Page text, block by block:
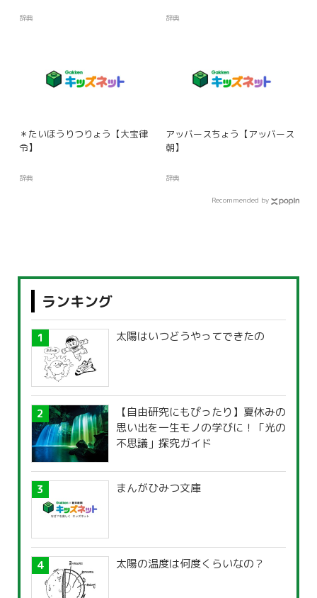
辞典 辞典
＊たいほうりつりょう【大宝律
令】
辞典
アッバースちょう【アッバース
朝】
辞典
Recommended by
ランキング
太陽はいつどうやってできたの
【自由研究にもぴったり】夏休みの
思い出を一生モノの学びに！「光の
不思議」探究ガイド
まんがひみつ文庫
太陽の温度は何度くらいなの？